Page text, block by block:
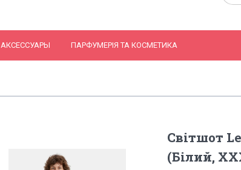
АКСЕССУАРЫ ПАРФУМЕРІЯ ТА КОСМЕТИКА
Світшот
(Білий,